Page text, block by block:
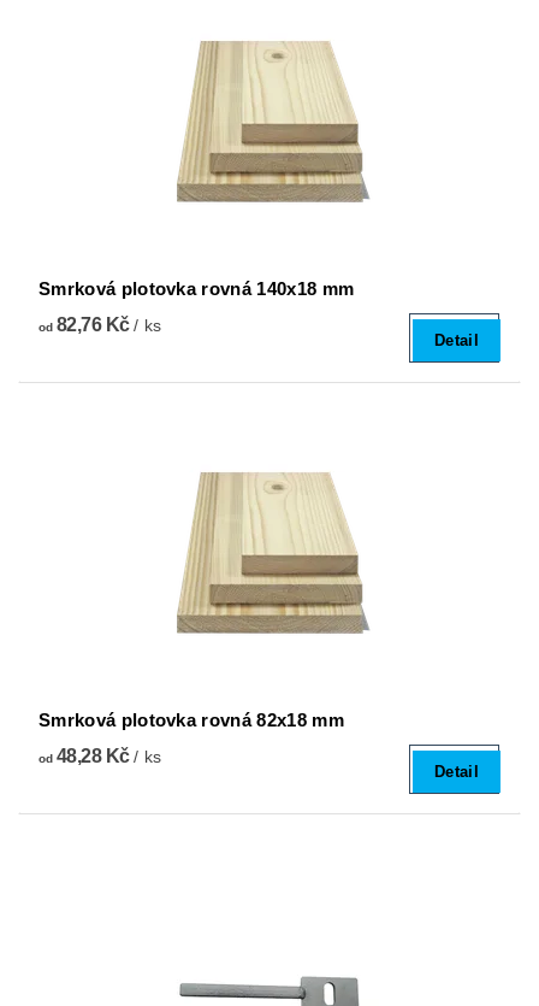
Smrková plotovka rovná 140x18 mm
od82,76 Kč/ ks
Detail
Smrková plotovka rovná 82x18 mm
od48,28 Kč/ ks
Detail